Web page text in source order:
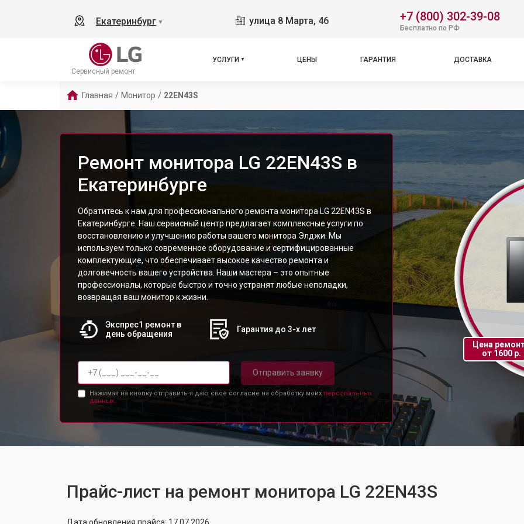
Екатеринбург ▼ улица 8 Марта, 46 +7 (800) 302-39-08
Бесплатно по РФ
Сервисный ремонт
УСЛУГИ ЦЕНЫ ГАРАНТИЯ ДОСТАВКА
Главная / Монитор / 22EN43S
Ремонт монитора LG 22EN43S в
Екатеринбурге
Обратитесь к нам для профессионального ремонта монитора LG 22EN43S в
Екатеринбурге. Наш сервисный центр предлагает комплексные услуги по
восстановлению и улучшению работы вашего монитора Элджи. Мы
используем только современное оборудование и сертифицированные
комплектующие, что обеспечивает высокое качество ремонта и
долговечность вашего устройства. Наши мастера – это опытные
профессионалы, которые быстро и точно устранят любые неполадки,
возвращая ваш монитор к жизни.
Экспрес1 ремонт в
день обращения
Гарантия до 3-х лет
Отправить заявку
Нажимая на кнопку отправить я даю свое согласие на обработку моих персональных
данных.
Цена
от 1600 р.
Прайс-лист на ремонт монитора LG 22EN43S
Дата обновления прайса: 17.07.2026